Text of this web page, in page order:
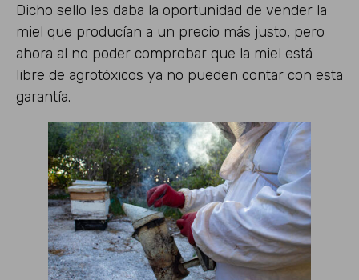
Dicho sello les daba la oportunidad de vender la
miel que producían a un precio más justo, pero
ahora al no poder comprobar que la miel está
libre de agrotóxicos ya no pueden contar con esta
garantía.